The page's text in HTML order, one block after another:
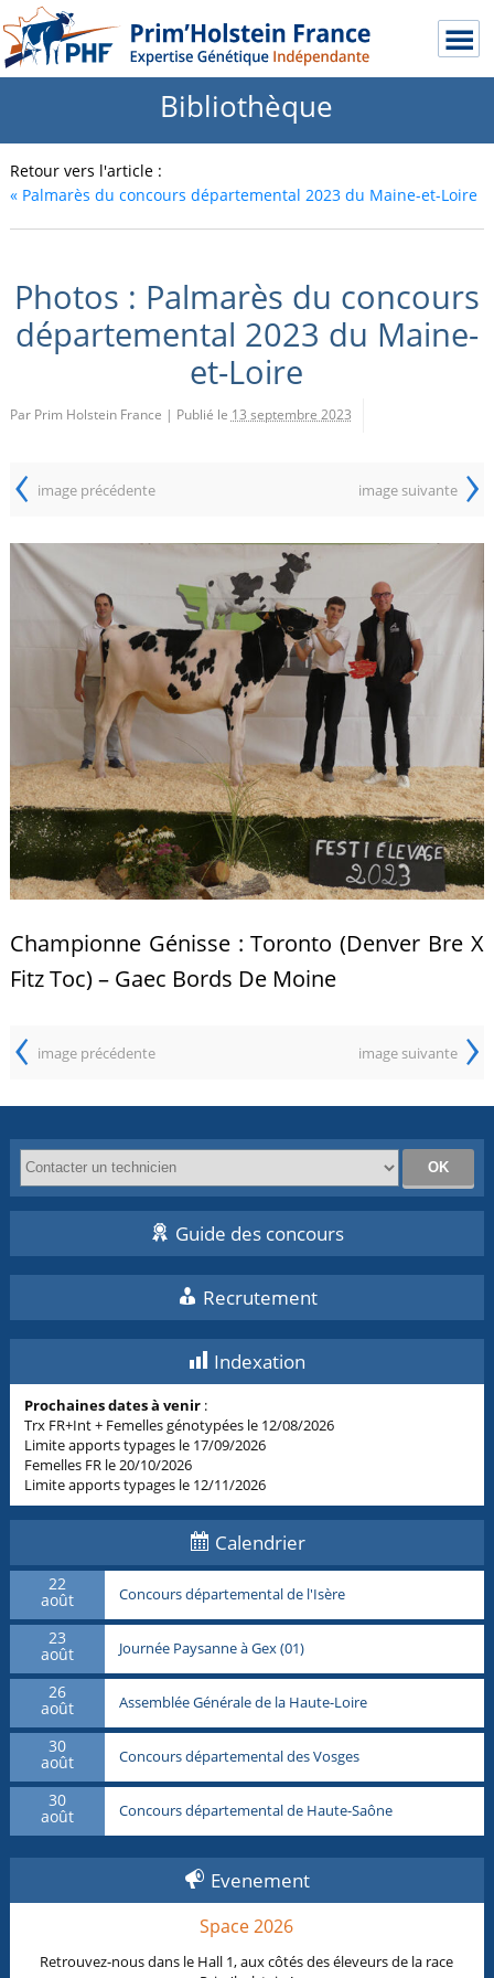
Bibliothèque
Retour vers l'article :
«Palmarès du concours départemental 2023 du Maine-et-Loire
Photos : Palmarès du concours
départemental 2023 du Maine-
et-Loire
Par Prim Holstein France | Publié le 13 septembre 2023
‹ image précédente image suivante ›
Championne Génisse : Toronto (Denver Bre X
Fitz Toc) – Gaec Bords De Moine
‹ image précédente image suivante ›
Guide des concours
Recrutement
Indexation
Prochaines dates à venir :
Trx FR+Int + Femelles génotypées le 12/08/2026
Limite apports typages le 17/09/2026
Femelles FR le 20/10/2026
Limite apports typages le 12/11/2026
Calendrier
22
août Concours départemental de l'Isère
23
août Journée Paysanne à Gex (01)
26
août Assemblée Générale de la Haute-Loire
30
août Concours départemental des Vosges
30
août Concours départemental de Haute-Saône
Evenement
Space 2026
Retrouvez-nous dans le Hall 1, aux côtés des éleveurs de la race